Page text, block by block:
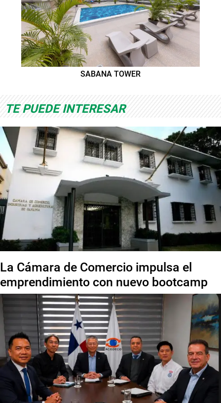
SABANA TOWER
TE PUEDE INTERESAR
La Cámara de Comercio impulsa el
emprendimiento con nuevo bootcamp